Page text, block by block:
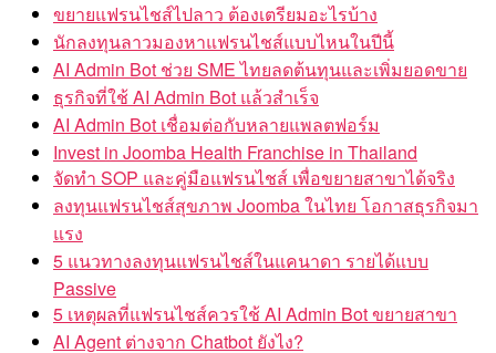
ขยายแฟรนไชส์ไปลาว ต้องเตรียมอะไรบ้าง
นักลงทุนลาวมองหาแฟรนไชส์แบบไหนในปีนี้
AI Admin Bot ช่วย SME ไทยลดต้นทุนและเพิ่มยอดขาย
ธุรกิจที่ใช้ AI Admin Bot แล้วสำเร็จ
AI Admin Bot เชื่อมต่อกับหลายแพลตฟอร์ม
Invest in Joomba Health Franchise in Thailand
จัดทำ SOP และคู่มือแฟรนไชส์ เพื่อขยายสาขาได้จริง
ลงทุนแฟรนไชส์สุขภาพ Joomba ในไทย โอกาสธุรกิจมา
แรง
5 แนวทางลงทุนแฟรนไชส์ในแคนาดา รายได้แบบ
Passive
5 เหตุผลที่แฟรนไชส์ควรใช้ AI Admin Bot ขยายสาขา
AI Agent ต่างจาก Chatbot ยังไง?